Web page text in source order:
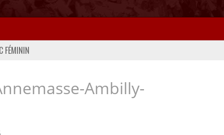
FÉMININ
Ambilly-